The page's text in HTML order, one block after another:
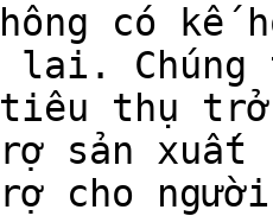
có kế
Chúng
tiêu thụ
sản xuất
cho